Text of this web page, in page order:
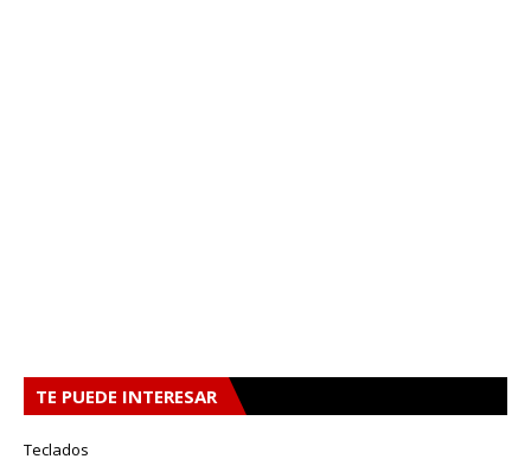
TE PUEDE INTERESAR
Teclados